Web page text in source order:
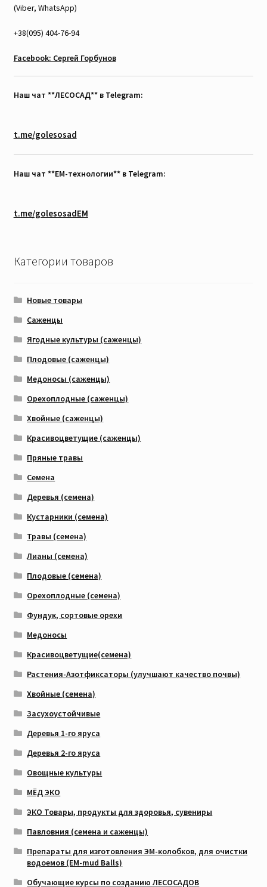
(Viber, WhatsApp)
+38(095) 404-76-94
Facebook: Сергей Горбунов
Наш чат **ЛЕСОСАД** в Telegram:
t.me/golesosad
Наш чат **EM-технологии** в Telegram:
t.me/golesosadEM
Категории товаров
Новые товары
Саженцы
Ягодные культуры (саженцы)
Плодовые (саженцы)
Медоносы (саженцы)
Орехоплодные (саженцы)
Хвойные (саженцы)
Красивоцветущие (саженцы)
Пряные травы
Семена
Деревья (семена)
Кустарники (семена)
Травы (семена)
Лианы (семена)
Плодовые (семена)
Орехоплодные (семена)
Фундук, сортовые орехи
Медоносы
Красивоцветущие(семена)
Растения-Азотфиксаторы (улучшают качество почвы)
Хвойные (семена)
Засухоустойчивые
Деревья 1-го яруса
Деревья 2-го яруса
Овощные культуры
МЁД ЭКО
ЭКО Товары, продукты для здоровья, сувениры
Павловния (семена и саженцы)
Препараты для изготовления ЭМ-колобков, для очистки
водоемов (EM-mud Balls)
Обучающие курсы по созданию ЛЕСОСАДОВ